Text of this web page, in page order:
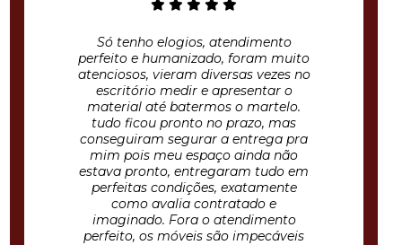
Só tenho elogios, atendimento
perfeito e humanizado, foram muito
atenciosos, vieram diversas vezes no
escritório medir e apresentar o
material até batermos o martelo.
tudo ficou pronto no prazo, mas
conseguiram segurar a entrega pra
mim pois meu espaço ainda não
estava pronto, entregaram tudo em
perfeitas condições, exatamente
como avalia contratado e
imaginado. Fora o atendimento
perfeito, os móveis são impecáveis